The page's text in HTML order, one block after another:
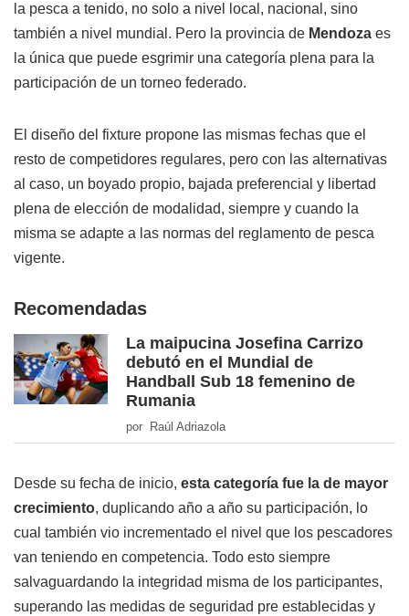
la pesca a tenido, no solo a nivel local, nacional, sino
también a nivel mundial. Pero la provincia de Mendoza es
la única que puede esgrimir una categoría plena para la
participación de un torneo federado.
El diseño del fixture propone las mismas fechas que el
resto de competidores regulares, pero con las alternativas
al caso, un boyado propio, bajada preferencial y libertad
plena de elección de modalidad, siempre y cuando la
misma se adapte a las normas del reglamento de pesca
vigente.
Recomendadas
La maipucina Josefina Carrizo
debutó en el Mundial de
Handball Sub 18 femenino de
Rumania
por Raúl Adriazola
Desde su fecha de inicio, esta categoría fue la de mayor
crecimiento, duplicando año a año su participación, lo
cual también vio incrementado el nivel que los pescadores
van teniendo en competencia. Todo esto siempre
salvaguardando la integridad misma de los participantes,
superando las medidas de seguridad pre establecidas y